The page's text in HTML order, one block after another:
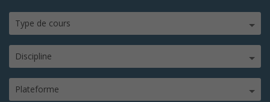
Type de cours
Discipline
Plateforme